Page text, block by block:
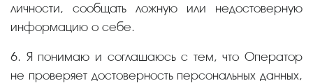
личности, сообщать ложную или недостоверную
информацию о себе.
6. Я понимаю и соглашаюсь с тем, что Оператор
не проверяет достоверность персональных данных,